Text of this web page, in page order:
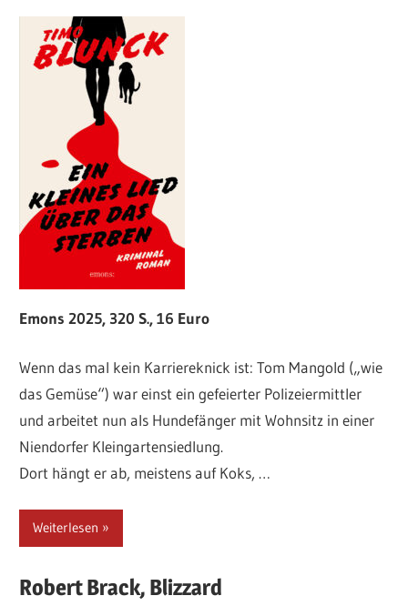
Emons 2025, 320 S., 16 Euro
Wenn das mal kein Karriereknick ist: Tom Mangold („wie
das Gemüse“) war einst ein gefeierter Polizeiermittler
und arbeitet nun als Hundefänger mit Wohnsitz in einer
Niendorfer Kleingartensiedlung.
Dort hängt er ab, meistens auf Koks, …
Weiterlesen
RobertBrack, Blizzard